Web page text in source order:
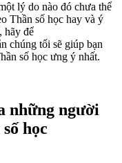
lý do nào đó chưa thể
Thần số học hay và ý
hãy để
chúng tối sẽ giúp bạn
số học ưng ý nhất.
những người
học